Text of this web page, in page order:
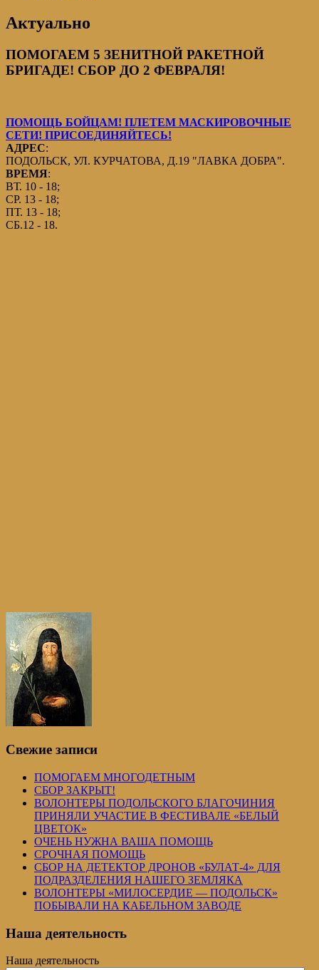
Актуально
ПОМОГАЕМ 5 ЗЕНИТНОЙ РАКЕТНОЙ
БРИГАДЕ! СБОР ДО 2 ФЕВРАЛЯ!
ПОМОЩЬ БОЙЦАМ! ПЛЕТЕМ МАСКИРОВОЧНЫЕ
СЕТИ! ПРИСОЕДИНЯЙТЕСЬ!
АДРЕС:
ПОДОЛЬСК, УЛ. КУРЧАТОВА, Д.19 "ЛАВКА ДОБРА".
ВРЕМЯ:
ВТ. 10 - 18;
СР. 13 - 18;
ПТ. 13 - 18;
СБ.12 - 18.
Свежие записи
ПОМОГАЕМ МНОГОДЕТНЫМ
СБОР ЗАКРЫТ!
ВОЛОНТЕРЫ ПОДОЛЬСКОГО БЛАГОЧИНИЯ
ПРИНЯЛИ УЧАСТИЕ В ФЕСТИВАЛЕ «БЕЛЫЙ
ЦВЕТОК»
ОЧЕНЬ НУЖНА ВАША ПОМОЩЬ
СРОЧНАЯ ПОМОЩЬ
СБОР НА ДЕТЕКТОР ДРОНОВ «БУЛАТ-4» ДЛЯ
ПОДРАЗДЕЛЕНИЯ НАШЕГО ЗЕМЛЯКА
ВОЛОНТЕРЫ «МИЛОСЕРДИЕ — ПОДОЛЬСК»
ПОБЫВАЛИ НА КАБЕЛЬНОМ ЗАВОДЕ
Наша деятельность
Наша деятельность